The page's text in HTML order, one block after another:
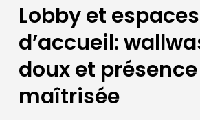
Lobby et espaces
d’accueil:
doux et présence
maîtrisée